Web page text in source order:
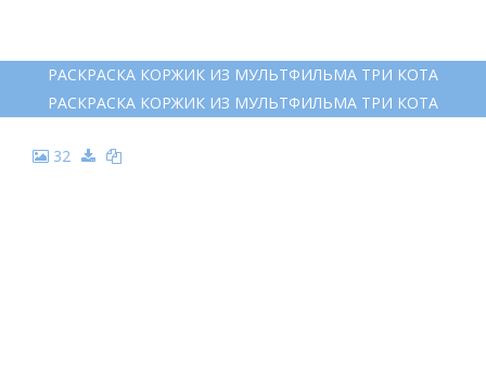
РАСКРАСКА КОРЖИК ИЗ МУЛЬТФИЛЬМА ТРИ КОТА
РАСКРАСКА КОРЖИК ИЗ МУЛЬТФИЛЬМА ТРИ КОТА
32